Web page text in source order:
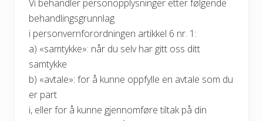
Vi behandler personopplysninger etter følgende
behandlingsgrunnlag
i personvernforordningen artikkel 6 nr. 1:
a) «samtykke»: når du selv har gitt oss ditt
samtykke
b) «avtale»: for å kunne oppfylle en avtale som du
er part
i, eller for å kunne gjennomføre tiltak på din